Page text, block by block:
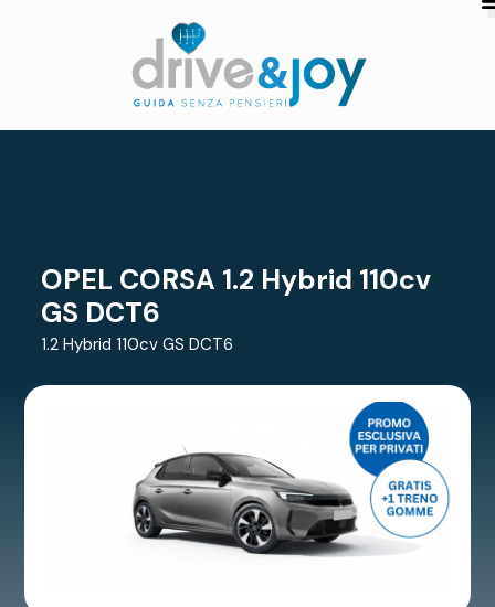
OPEL CORSA 1.2 Hybrid 110cv
GS DCT6
1.2 Hybrid 110cv GS DCT6